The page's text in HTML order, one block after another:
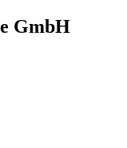
GmbH